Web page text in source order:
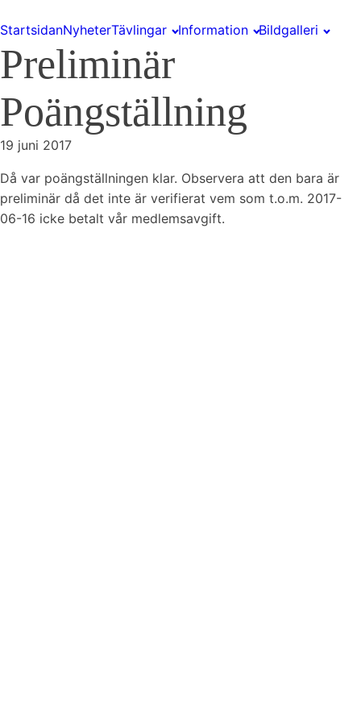
StartsidanNyheterTävlingar Information Bildgalleri
Preliminär
Poängställning
19 juni 2017
Då var poängställningen klar. Observera att den bara är
preliminär då det inte är verifierat vem som t.o.m. 2017-
06-16 icke betalt vår medlemsavgift.